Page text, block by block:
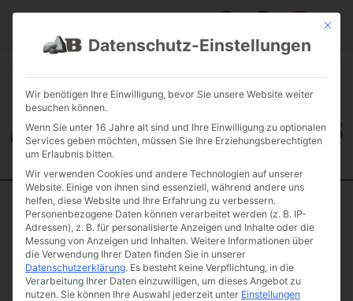
JOBS
FUHRPARK
Start/Einzelsteine/ Monolith/ Diabas „What she said“
Diabas „What she
said“
Artikelnummer: A3-9
93,00€ (inkl. MwSt.)
Mit
Datenschutz-Einstellungen
Wir benötigen Ihre Einwilligung, bevor Sie unsere Website weiter
besuchen können.
Wenn Sie unter 16 Jahre alt sind und Ihre Einwilligung zu optionalen
Services geben möchten, müssen Sie Ihre Erziehungsberechtigten
um Erlaubnis bitten.
Wir verwenden Cookies und andere Technologien auf unserer
Website. Einige von ihnen sind essenziell, während andere uns
helfen, diese Website und Ihre Erfahrung zu verbessern.
Personenbezogene Daten können verarbeitet werden (z. B. IP-
Adressen), z. B. für personalisierte Anzeigen und Inhalte oder die
Messung von Anzeigen und Inhalten. Weitere Informationen über
die Verwendung Ihrer Daten finden Sie in unserer
Datenschutzerklärung. Es besteht keine Verpflichtung, in die
Verarbeitung Ihrer Daten einzuwilligen, um dieses Angebot zu
nutzen. Sie können Ihre Auswahl jederzeit unter Einstellungen